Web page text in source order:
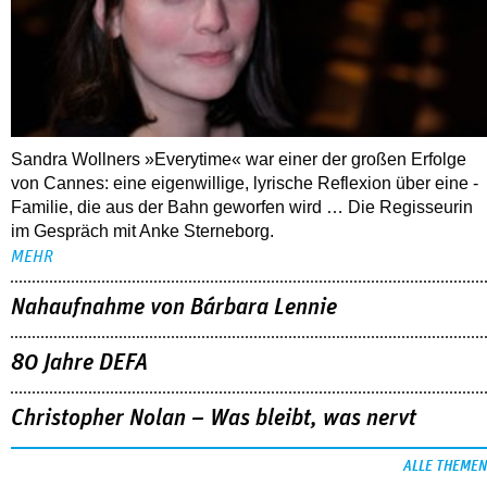
Sandra Wollners »Everytime« war einer der großen Erfolge
von Cannes: eine eigenwillige, lyrische Reflexion über eine ­
Familie, die aus der Bahn geworfen wird … Die Regisseurin
im Gespräch mit Anke Sterneborg.
MEHR
Nahaufnahme von Bárbara Lennie
80 Jahre DEFA
Christopher Nolan – Was bleibt, was nervt
ALLE THEMEN